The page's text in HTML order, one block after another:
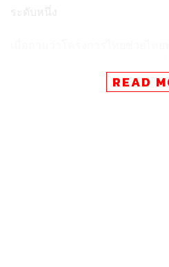
ระดับหนึ่ง
ไม่ ดนุชา กล่าวว่า ผู้พัฒนาแอปพลิ
เทคโนโลยี AI เข้ามาใช้ในโครง
READ